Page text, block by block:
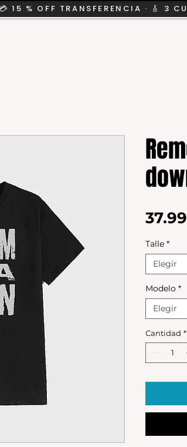
15 % OFF TRANSFERENCIA · 🎸 3
Talle *
Elegir
Modelo *
Elegir
Cantidad *